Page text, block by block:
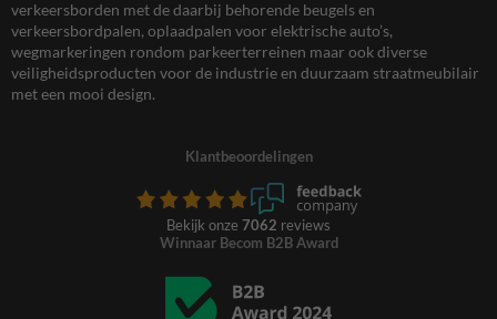
verkeersborden met de daarbij behorende beugels en
verkeersbordpalen, oplaadpalen voor elektrische auto’s,
wegmarkeringen rondom parkeerterreinen maar ook diverse
veiligheidsproducten voor de industrie en duurzaam straatmeubilair
met een mooi design.
Klantbeoordelingen
Bekijk onze 7062 reviews
Winnaar Becom B2B Award